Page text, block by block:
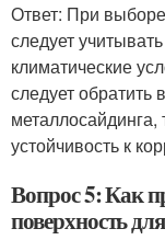
Ответ: При
следует
климатические
следует обратить
металлосайдинга,
устойчивость к
Вопрос 5: Как
поверхность